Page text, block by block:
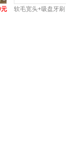
软毛宽头+吸盘牙刷